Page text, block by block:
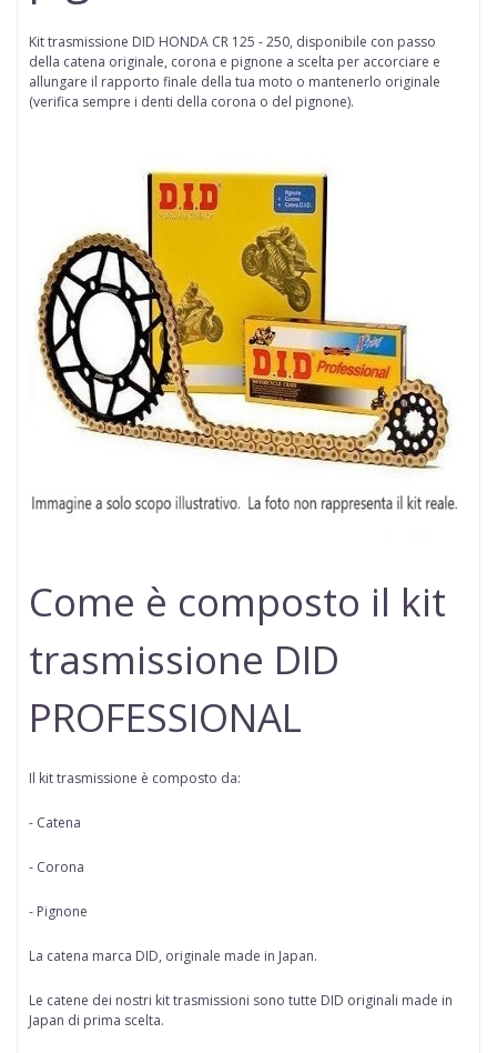
Kit trasmissione DID HONDA CR 125 - 250, disponibile con passo
della catena originale, corona e pignone a scelta per accorciare e
allungare il rapporto finale della tua moto o mantenerlo originale
(verifica sempre i denti della corona o del pignone).
Come è composto il kit
trasmissione DID
PROFESSIONAL
Il kit trasmissione è composto da:
- Catena
- Corona
- Pignone
La catena marca DID, originale made in Japan.
Le catene dei nostri kit trasmissioni sono tutte DID originali made in
Japan di prima scelta.